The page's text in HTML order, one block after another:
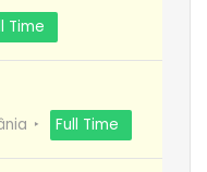
Time
Full Time